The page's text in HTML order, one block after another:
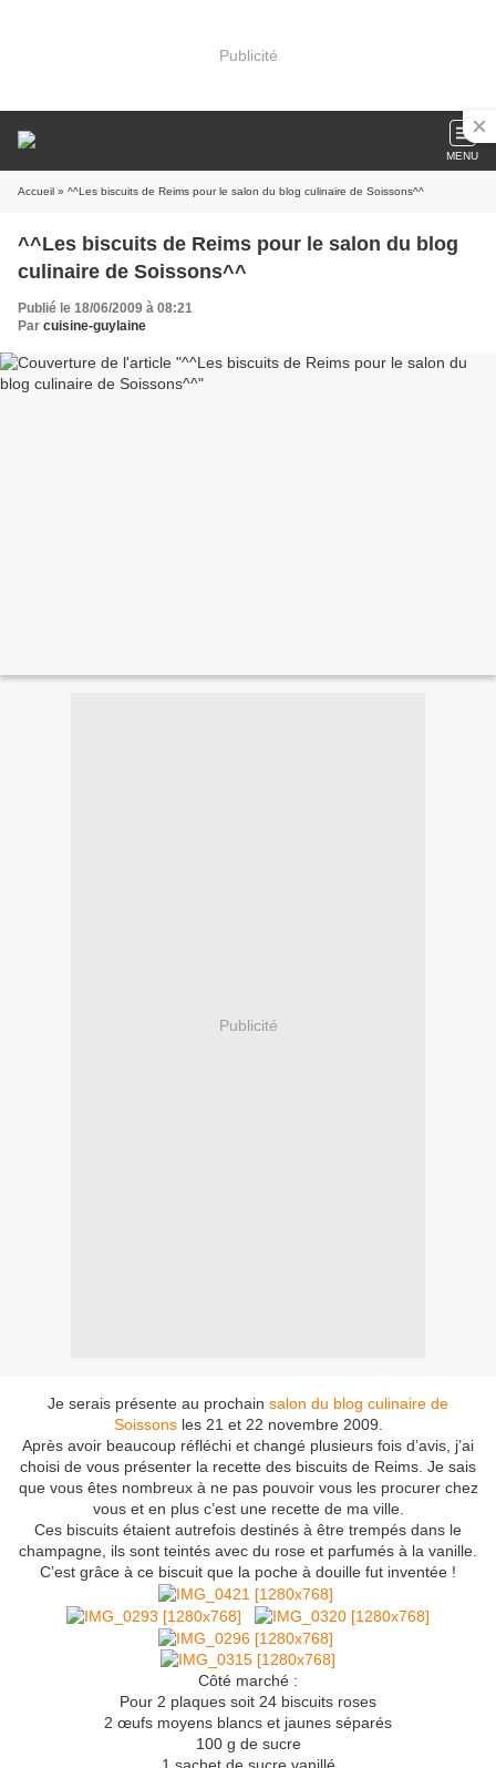
Publicité
MENU
Accueil » ^^Les biscuits de Reims pour le salon du blog culinaire de Soissons^^
^^Les biscuits de Reims pour le salon du blog
culinaire de Soissons^^
Publié le 18/06/2009 à 08:21
Par cuisine-guylaine
Publicité
Je serais présente au prochain salon du blog culinaire de
Soissonsles 21 et 22 novembre 2009.
Après avoir beaucoup réfléchi et changé plusieurs fois d’avis, j’ai
choisi de vous présenter la recette des biscuits de Reims. Je sais
que vous êtes nombreux à ne pas pouvoir vous les procurer chez
vous et en plus c’est une recette de ma ville.
Ces biscuits étaient autrefois destinés à être trempés dans le
champagne, ils sont teintés avec du rose et parfumés à la vanille.
C’est grâce à ce biscuit que la poche à douille fut inventée !
Côté marché :
Pour 2 plaques soit 24 biscuits roses
2 œufs moyens blancs et jaunes séparés
100 g de sucre